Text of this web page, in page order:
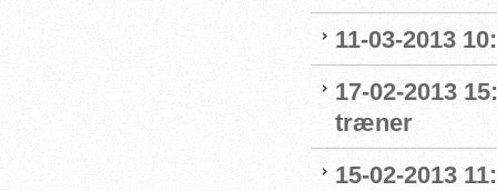
11-03-2013
17-02-2013
træner
15-02-2013